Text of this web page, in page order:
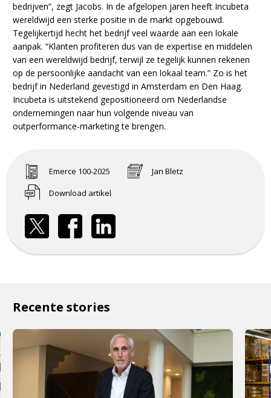
bedrijven”, zegt Jacobs. In de afgelopen jaren heeft Incubeta
wereldwijd een sterke positie in de markt opgebouwd.
Tegelijkertijd hecht het bedrijf veel waarde aan een lokale
aanpak. “Klanten profiteren dus van de expertise en middelen
van een wereldwijd bedrijf, terwijl ze tegelijk kunnen rekenen
op de persoonlijke aandacht van een lokaal team.” Zo is het
bedrijf in Nederland gevestigd in Amsterdam en Den Haag.
Incubeta is uitstekend gepositioneerd om Nederlandse
ondernemingen naar hun volgende niveau van
outperformance-marketing te brengen.
Emerce 100-2025
Jan Bletz
Download artikel
Recente stories